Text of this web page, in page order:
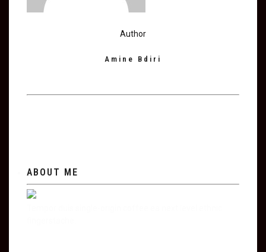
Author
Amine Bdiri
ABOUT ME